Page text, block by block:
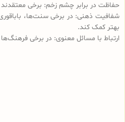
حفاظت در برابر چشم زخم: برخی معتقدند
شفافیت ذهنی: در برخی سنت‌ها،
بهتر کمک کند.
ارتباط با مسائل معنوی: در برخی